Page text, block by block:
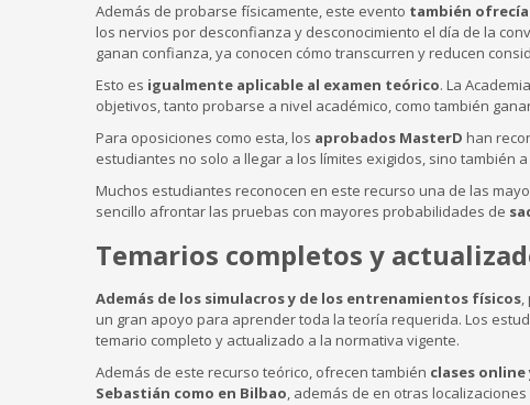
Además de probarse físicamente, este evento también
los nervios por desconfianza y desconocimiento el día de la
ganan confianza, ya conocen cómo transcurren y reducen
Esto es igualmente aplicable al examen teórico. La
objetivos, tanto probarse a nivel académico, como también
Para oposiciones como esta, los aprobados MasterD han
estudiantes no solo a llegar a los límites exigidos, sino también
Muchos estudiantes reconocen en este recurso una de las
sencillo afrontar las pruebas con mayores probabilidades de
Temarios completos y
Además de los simulacros y de los entrenamientos físicos,
un gran apoyo para aprender toda la teoría requerida. Los
temario completo y actualizado a la normativa vigente.
Además de este recurso teórico, ofrecen también clases
Sebastián como en Bilbao, además de en otras